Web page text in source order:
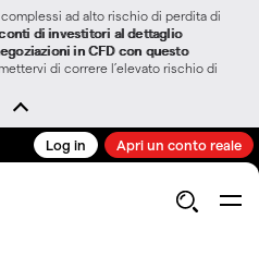
ad alto rischio di perdita di
di investitori al dettaglio
in CFD con questo
di correre l’elevato rischio di
Log in Apri un conto reale